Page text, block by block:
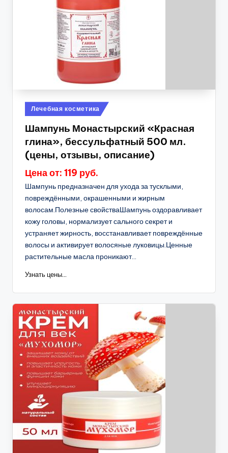
Опубликовано
в
Лечебная косметика
Шампунь Монастырский «Красная
глина», бессульфатный 500 мл.
(цены, отзывы, описание)
Цена от: 119 руб.
Шампунь предназначен для ухода за тусклыми,
повреждёнными, окрашенными и жирным
волосам.Полезные свойстваШампунь оздоравливает
кожу головы, нормализует сального секрет и
устраняет жирность, восстанавливает повреждённые
волосы и активирует волосяные луковицы.Ценные
растительные масла проникают...
Узнать цены...